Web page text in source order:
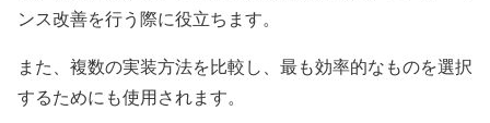
ンス改善を行う際に役立ちます。
また、複数の実装方法を比較し、最も効率的なものを選択
するためにも使用されます。